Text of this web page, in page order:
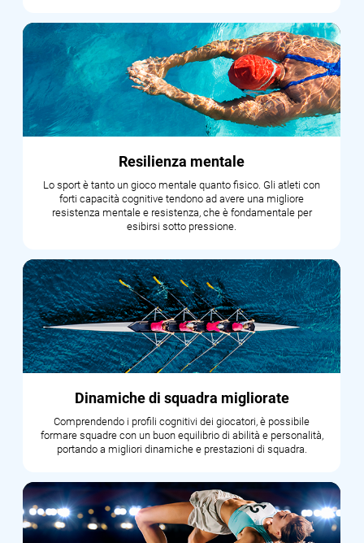
Resilienza mentale
Lo sport è tanto un gioco mentale quanto fisico. Gli atleti con
forti capacità cognitive tendono ad avere una migliore
resistenza mentale e resistenza, che è fondamentale per
esibirsi sotto pressione.
Dinamiche di squadra migliorate
Comprendendo i profili cognitivi dei giocatori, è possibile
formare squadre con un buon equilibrio di abilità e personalità,
portando a migliori dinamiche e prestazioni di squadra.